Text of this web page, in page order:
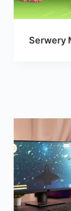
Serwery